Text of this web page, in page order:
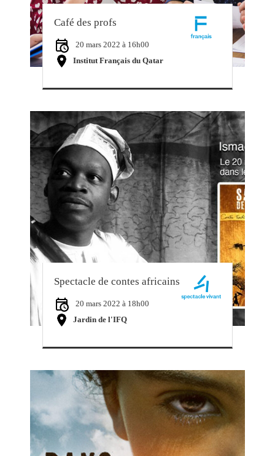
Café des profs
20 mars 2022 à 16h00
Institut Français du Qatar
Spectacle de contes africains
20 mars 2022 à 18h00
Jardin de l'IFQ